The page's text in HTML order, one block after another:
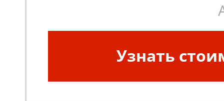
Узнать